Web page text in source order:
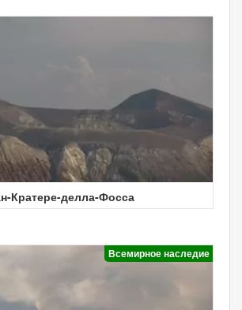
Кратере-делла-Фосса
Всемирное наследие